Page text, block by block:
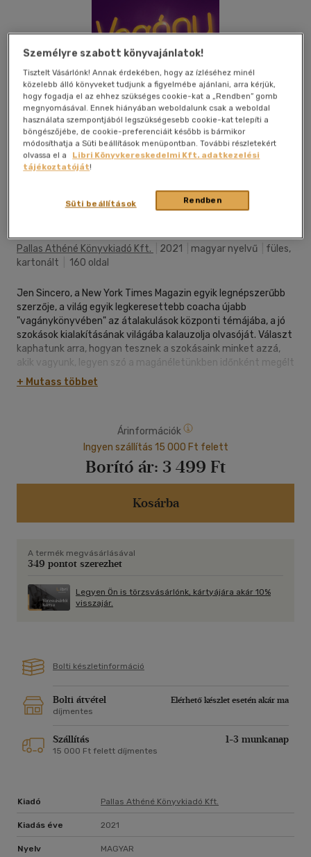
Kívánságlistához adom
Pallas Athéné Könyvkiadó Kft. 2021 magyar nyelvű
füles,
kartonált
160 oldal
Jen Sincero, a New York Times Magazin egyik legnépszerűbb
szerzője, a világ egyik legkeresettebb coacha újabb
"vagánykönyvében" az átalakulások központi témájába, a jó
szokások kialakításának világába kalauzolja olvasóját. Választ
kaphatunk arra, hogyan tesznek a szokásaink minket azzá,
akik vagyunk, legyen szó a magánéletünkben időnként megélt
gyenge pillanatokról, vagy azon határozott
kinyilatkoztatásainkról, amelyeket a közösségi médiában
A könyvben inspiráló történeteket olvashatunk olyan
emberekről, akiknek már sikerült megerősíteniük fegyelmük
gerincét. Új perspektívát ismerhetünk meg azzal
kapcsolatban, miként trenírozhatjuk az agyunkat arra, hogy
önmagunk legjobb verziója legyünk. A szerző ennek
megvalósításához egy 21 napos, lépésről lépésre szóló
szokásokat tehát nem lehetetlen újraalkotni - hangsúlyozza
Jen Sincero. Egészséges határokkal, a vágyaink ismeretével
és a továbblépéshez szükséges elengedésekkel, továbbá egy
könnyen megvalósítható cselekvési tervvel minden új célt
örömteli szokássá formálhatunk.
+ Mutass többet
Árinformációk
Ingyen szállítás 15 000 Ft felett
Borító ár: 3 499 Ft
Kosárba
A termék megvásárlásával
349 pontot szerezhet
Legyen Ön is törzsvásárlónk, kártyájára akár 10%
visszajár.
Bolti készletinformáció
Bolti átvétel
Elérhető készlet esetén akár ma
díjmentes
Szállítás 1-3 munkanap
15 000 Ft felett díjmentes
Kiadó Pallas Athéné Könyvkiadó Kft.
Kiadás éve 2021
Nyelv MAGYAR
Személyre szabott könyvajánlatok!
Tisztelt Vásárlónk! Annak érdekében, hogy az ízléséhez minél
közelebb álló könyveket tudjunk a figyelmébe ajánlani, arra kérjük,
hogy fogadja el az ehhez szükséges cookie-kat a „Rendben” gomb
megnyomásával. Ennek hiányában weboldalunk csak a weboldal
használata szempontjából legszükségesebb cookie-kat telepíti a
böngészőjébe, de cookie-preferenciáit később is bármikor
módosíthatja a Süti beállítások menüpontban. További részletekért
olvassa el a
Libri Könyvkereskedelmi Kft. adatkezelési
tájékoztatóját!
Rendben
Süti beállítások